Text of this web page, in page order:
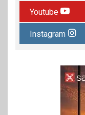
Youtube
Instagram